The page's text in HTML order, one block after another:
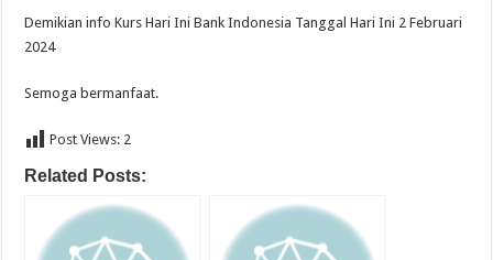
Demikian info Kurs Hari Ini Bank Indonesia Tanggal Hari Ini 2 Februari
2024
Semoga bermanfaat.
Post Views: 2
Related Posts: